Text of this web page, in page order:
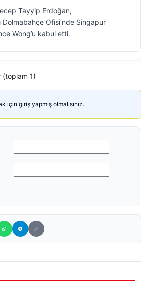
Tayyip Erdoğan,
Dolmabahçe Ofisi’nde Singapur
Wong’u kabul etti.
(toplam 1)
için giriş yapmış olmalısınız.